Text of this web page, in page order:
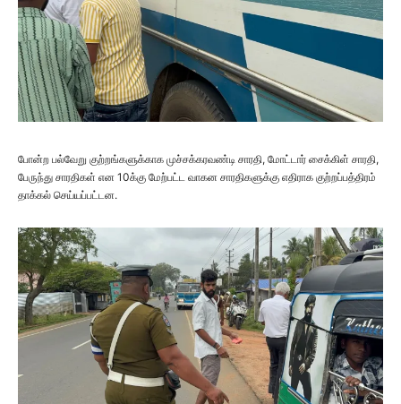
போன்ற பல்வேறு குற்றங்களுக்காக முச்சக்கரவண்டி சாரதி, மோட்டார் சைக்கிள் சாரதி,
பேருந்து சாரதிகள் என 10க்கு மேற்பட்ட வாகன சாரதிகளுக்கு எதிராக குற்றப்பத்திரம்
தாக்கல் செய்யப்பட்டன.